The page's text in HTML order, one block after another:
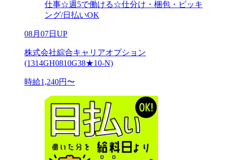
仕事☆週5で働ける☆仕分け・梱包・ピッキ
ング/日払いOK
08月07日UP
株式会社綜合キャリアオプション
(1314GH0810G38★10-N)
時給1,240円〜